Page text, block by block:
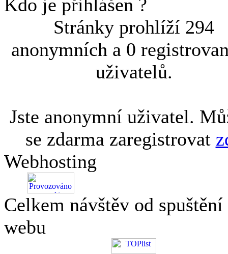
Kdo je přihlášen ?
Stránky prohlíží 294
anonymních a 0
uživatelů.
Jste anonymní uživatel.
se zdarma zaregistrovat
Webhosting
Celkem návštěv od spuštění
webu